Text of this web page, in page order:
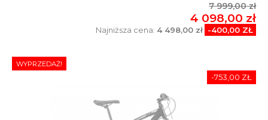
7 999,00 zł
4 098,00 zł
Najniższa cena: 4 498,00 zł -400,00 ZŁ
WYPRZEDAŻ!
-753,00 ZŁ